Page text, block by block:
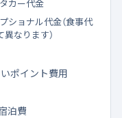
カー代金
ショナル代金（食事代
なります）
ポイント費用
泊費